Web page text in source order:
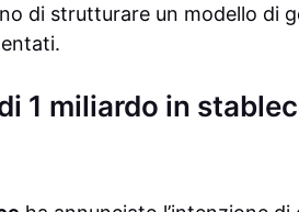
di strutturare un modello di
1 miliardo in